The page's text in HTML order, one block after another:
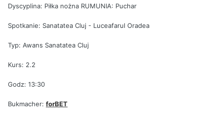
Dyscyplina: Piłka nożna RUMUNIA: Puchar
Spotkanie: Sanatatea Cluj - Luceafarul Oradea
Typ: Awans Sanatatea Cluj
Kurs: 2.2
Godz: 13:30
Bukmacher: forBET